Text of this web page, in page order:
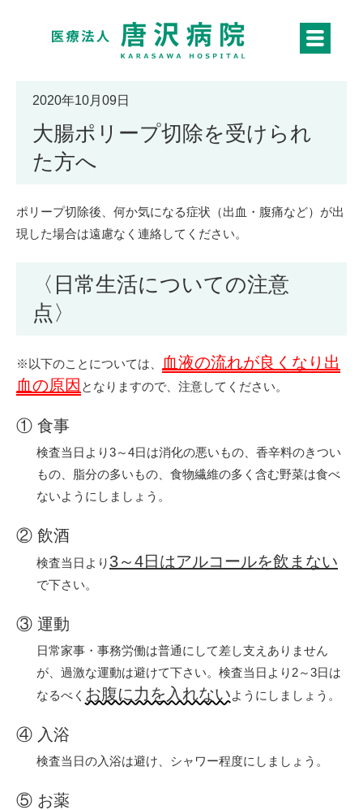
2020年10月09日
大腸ポリープ切除を受けられ
た方へ
ポリープ切除後、何か気になる症状（出血・腹痛など）が出
現した場合は遠慮なく連絡してください。
〈日常生活についての注意
点〉
※以下のことについては、
血液の流れが良くなり出
血の原因 となりますので、注意してください。
① 食事
検査当日より3～4日は消化の悪いもの、香辛料のきつい
もの、脂分の多いもの、食物繊維の多く含む野菜は食べ
ないようにしましょう。
② 飲酒
検査当日より 3～4日はアルコールを飲まない
で下さい。
③ 運動
日常家事・事務労働は普通にして差し支えありません
が、過激な運動は避けて下さい。検査当日より2～3日は
なるべく お腹に力を入れないようにしましょう。
④ 入浴
検査当日の入浴は避け、シャワー程度にしましょう。
⑤ お薬